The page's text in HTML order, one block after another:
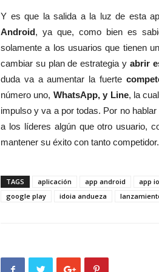
Y es que la salida a la luz de esta
Android, ya que, como bien es
solamente a los usuarios que tienen
cambiar su plan de estrategia y abrir
duda va a aumentar la fuerte
número uno, WhatsApp, y Line, la
impulso y va a por todas. Por no
a los líderes algún que otro usuario,
mantener su éxito con tanto competidor.
TAGS aplicación app android app
google play
idoia andueza